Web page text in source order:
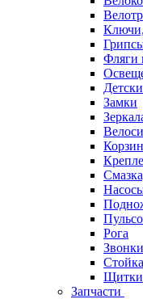
Фляги
Замки
Рога
Звонки
Щитки
Запчасти